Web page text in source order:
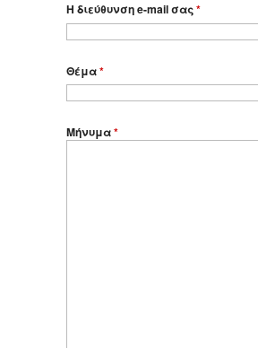
Η διεύθυνση e-mail σας*
Θέμα*
Μήνυμα*